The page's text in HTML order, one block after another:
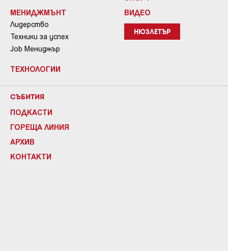
МЕНИДЖМЪНТ
Лидерство
Техники за успех
Job Мениджър
ТЕХНОЛОГИИ
ВИДЕО
НЮЗЛЕТЪР
СЪБИТИЯ
ПОДКАСТИ
ГОРЕЩА ЛИНИЯ
АРХИВ
КОНТАКТИ